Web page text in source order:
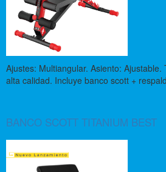
Ajustes: Multiangular. Asiento:
alta calidad. Incluye banco scott +
BANCO SCOTT TITANIUM BEST